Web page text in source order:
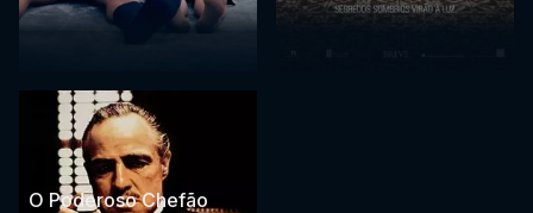
O Poderoso Chefão